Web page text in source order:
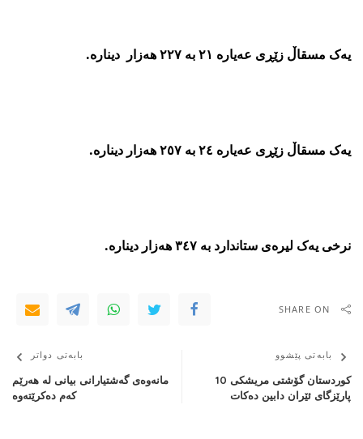
یەک مسقاڵ زێڕی عەیارە ٢١ بە ٢٢٧ هەزار دینارە.
یەک مسقاڵ زێڕی عەیارە ٢٤ بە ٢٥٧ هەزار دینارە.
نرخى یەک لیرەی ستاندارد بە ٣٤٧ هەزار دینارە.
SHARE ON
بابەتی پێشوو
کوردستان گۆشتی مریشکی 10
پارێزگای ئێران دابین دەکات
بابەتی دواتر
مانەوەی گەشتیارانی بیانی لە هەرێم
كەم دەكرێتەوە